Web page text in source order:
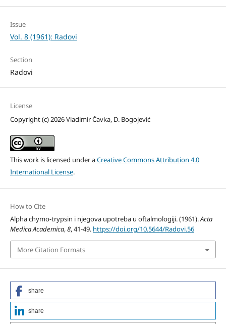
Issue
Vol. 8 (1961): Radovi
Section
Radovi
License
Copyright (c) 2026 Vladimir Čavka, D. Bogojević
This work is licensed under aCreative Commons Attribution 4.0
International License.
How to Cite
Alpha chymo-trypsin i njegova upotreba u oftalmologiji. (1961).Acta
Medica Academica,8, 41-49. https://doi.org/10.5644/Radovi.56
More Citation Formats
share
share